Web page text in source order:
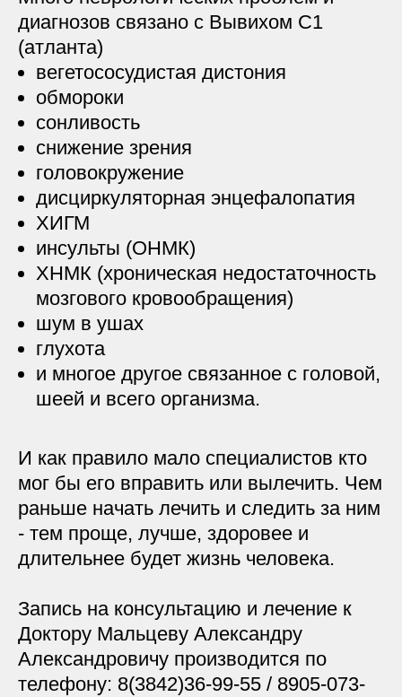
диагнозов связано с Вывихом С1
(атланта)
вегетососудистая дистония
обмороки
сонливость
снижение зрения
головокружение
дисциркуляторная энцефалопатия
ХИГМ
инсульты (ОНМК)
ХНМК (хроническая недостаточность
мозгового кровообращения)
шум в ушах
глухота
и многое другое связанное с головой,
шеей и всего организма.
И как правило мало специалистов кто
мог бы его вправить или вылечить. Чем
раньше начать лечить и следить за ним
- тем проще, лучше, здоровее и
длительнее будет жизнь человека.
Запись на консультацию и лечение к
Доктору Мальцеву Александру
Александровичу производится по
телефону: 8(3842)36-99-55 / 8905-073-